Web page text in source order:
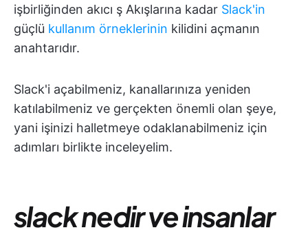
işbirliğinden akıcı ş Akışlarına kadar Slack'in
güçlü kullanım örneklerinin kilidini açmanın
anahtarıdır.
Slack'i açabilmeniz, kanallarınıza yeniden
katılabilmeniz ve gerçekten önemli olan şeye,
yani işinizi halletmeye odaklanabilmeniz için
adımları birlikte inceleyelim.
slack nedir ve insanlar